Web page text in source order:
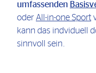
umfassenden
oder All-in-one Sport
kann das indviduell
sinnvoll sein.